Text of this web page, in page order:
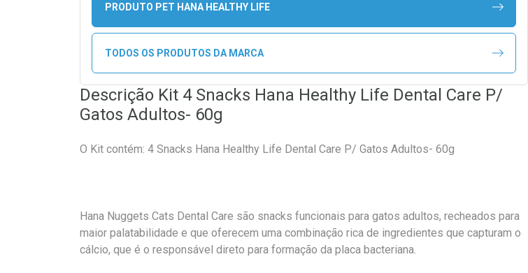
PRODUTO PET HANA HEALTHY LIFE
TODOS OS PRODUTOS DA MARCA
Descrição Kit 4 Snacks Hana Healthy Life Dental Care P/
Gatos Adultos- 60g
O Kit contém: 4 Snacks Hana Healthy Life Dental Care P/ Gatos Adultos- 60g
Hana Nuggets Cats Dental Care são snacks funcionais para gatos adultos, recheados para
maior palatabilidade e que oferecem uma combinação rica de ingredientes que capturam o
cálcio, que é o responsável direto para formação da placa bacteriana.